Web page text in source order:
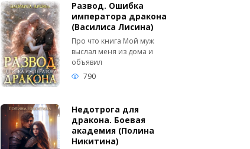
Развод. Ошибка
императора дракона
(Василиса Лисина)
Про что книга Мой муж
выслал меня из дома и
объявил
790
Недотрога для
дракона. Боевая
академия (Полина
Никитина)